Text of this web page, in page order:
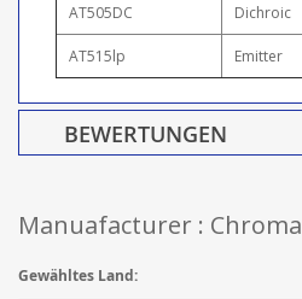
AT505DC Dichroic
AT515lp Emitter
BEWERTUNGEN
Manuafacturer : Chroma
Gewähltes Land: